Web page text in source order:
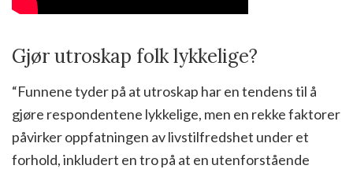
Gjør utroskap folk lykkelige?
“Funnene tyder på at utroskap har en tendens til å
gjøre respondentene lykkelige, men en rekke faktorer
påvirker oppfatningen av livstilfredshet under et
forhold, inkludert en tro på at en utenforstående